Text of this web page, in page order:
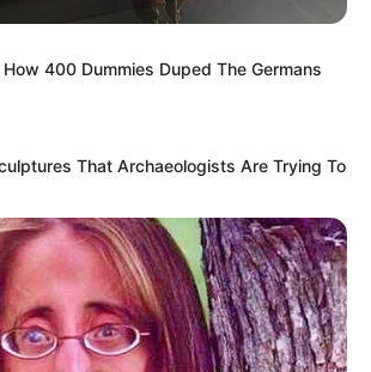
ายของการ กินเจ
400 Dummies Duped The Germans
That Archaeologists Are Trying To